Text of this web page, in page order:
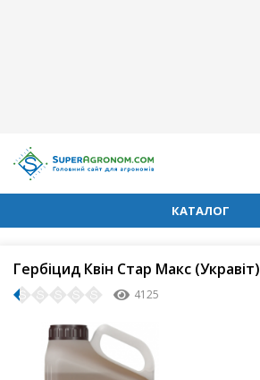
КАТАЛОГ
Гербіцид Квін Стар Макс (Укравіт)
4125